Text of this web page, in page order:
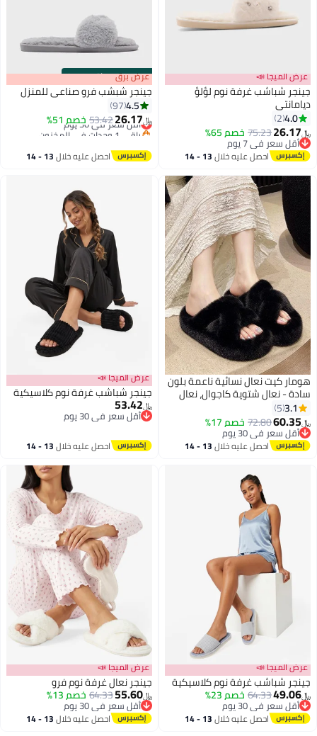
عرض الميجا 📣
جينجر شباشب غرفة نوم لؤلؤ
ديامانتي
4.0
2
﷼‏26.17
75.23خصم 65%
أقل سعر في 7 يوم
أقل سعر في 7 يوماحصل عليه خلال 13 - 14
00m:00s
·باقي 100% عرض برق
جينجر شبشب فرو صناعي للمنزل
4.5
97
﷼‏26.17
53.42خصم 51% أقل سعر في 30 يوم
باقي 1 وحدات في المخزون
أقل سعر في 30 يوم
احصل عليه خلال 13 - 14
هومار كيت نعال نسائية ناعمة بلون
سادة - نعال شتوية كاجوال، نعال
ناعمة أنيقة بشريط متقاطع، نعال
منزلية مريحة سهلة الارتداء - بطانة
من الصوف الفاخر، نعال منزلية
مفتوحة من الأمام مضادة للانزلاق -
3.1
5
﷼‏60.35
72.80خصم 17%
أقل سعر في 30 يوم
أقل سعر في 30 يوماحصل عليه خلال 13 - 14
عرض الميجا 📣
جينجر شباشب غرفة نوم كلاسيكية
﷼‏53.42
أقل سعر في 30 يوم
أقل سعر في 30 يوم
احصل عليه خلال 13 - 14
عرض الميجا 📣
جينجر شباشب غرفة نوم كلاسيكية
﷼‏49.06
64.33خصم 23%
أقل سعر في 30 يوم
أقل سعر في 30 يوماحصل عليه خلال 13 - 14
عرض الميجا 📣
جينجر نعال غرفة نوم فرو
﷼‏55.60
64.33خصم 13%
أقل سعر في 30 يوم
أقل سعر في 30 يوماحصل عليه خلال 13 - 14